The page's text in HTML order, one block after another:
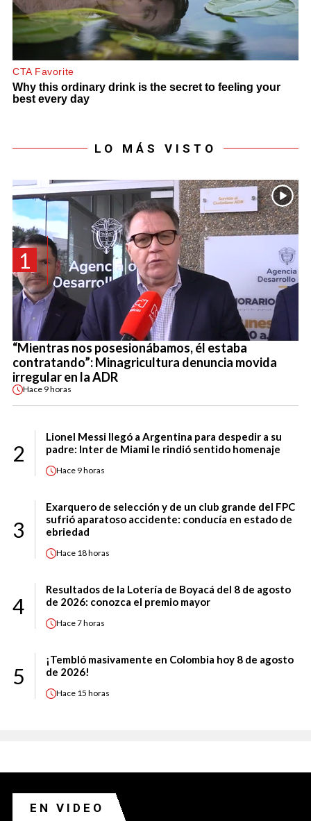
LO MÁS VISTO
1
“Mientras nos posesionábamos, él estaba
contratando”: Minagricultura denuncia movida
irregular en la ADR
Hace 9 horas
2
Lionel Messi llegó a Argentina para despedir a su
padre: Inter de Miami le rindió sentido homenaje
Hace 9 horas
3
Exarquero de selección y de un club grande del FPC
sufrió aparatoso accidente: conducía en estado de
ebriedad
Hace 18 horas
4
Resultados de la Lotería de Boyacá del 8 de agosto
de 2026: conozca el premio mayor
Hace7 horas
5
¡Tembló masivamente en Colombia hoy 8 de agosto
de 2026!
Hace 15 horas
EN VIDEO